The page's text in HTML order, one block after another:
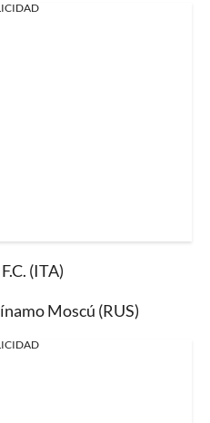
(ITA)
Moscú (RUS)